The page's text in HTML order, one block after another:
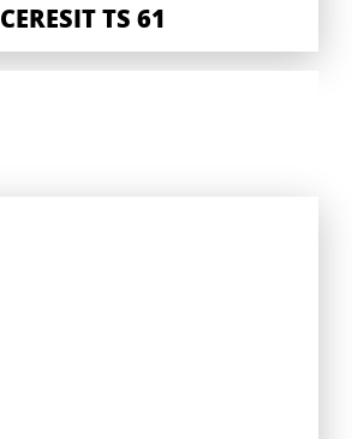
CERESIT TS 61